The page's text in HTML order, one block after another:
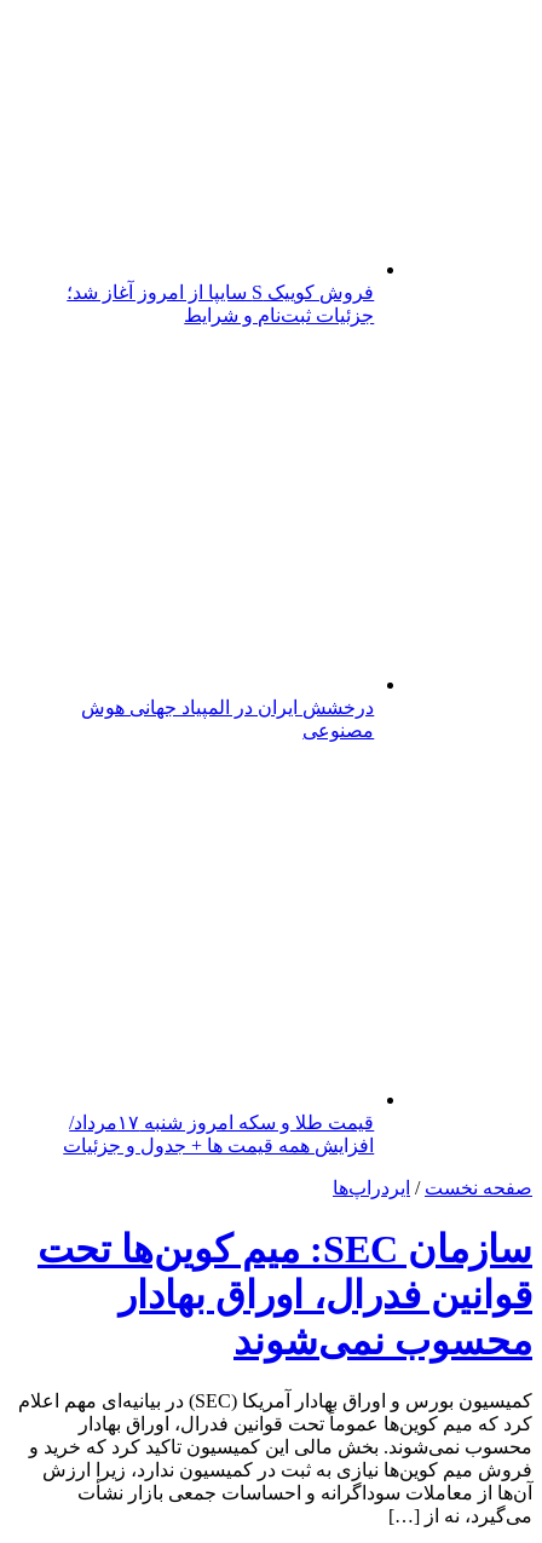
فروش کوییک S سایپا از امروز آغاز شد؛
جزئیات ثبت‌نام و شرایط
درخشش ایران در المپیاد جهانی هوش
مصنوعی
قیمت طلا و سکه امروز شنبه ۱۷مرداد/
افزایش همه قیمت ها + جدول و جزئیات
صفحه نخست / ایردراپ‌ها
سازمان SEC: میم کوین‌ها تحت
قوانین فدرال، اوراق بهادار
محسوب نمی‌شوند
کمیسیون بورس و اوراق بهادار آمریکا (SEC) در بیانیه‌ای مهم اعلام
کرد که میم کوین‌ها عموماً تحت قوانین فدرال، اوراق بهادار
محسوب نمی‌شوند. بخش مالی این کمیسیون تاکید کرد که خرید و
فروش میم کوین‌ها نیازی به ثبت در کمیسیون ندارد، زیرا ارزش
آن‌ها از معاملات سوداگرانه و احساسات جمعی بازار نشأت
می‌گیرد، نه از […]